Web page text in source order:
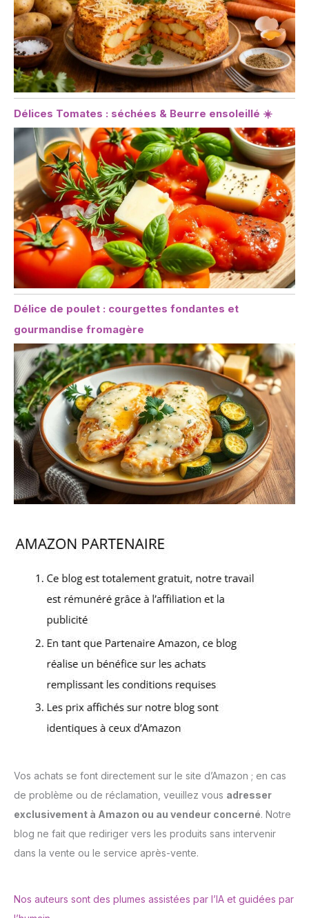
Délices Tomates : séchées & Beurre ensoleillé ☀️
Délice de poulet : courgettes fondantes et
gourmandise fromagère
Vos achats se font directement sur le site d’Amazon ; en cas
de problème ou de réclamation, veuillez vous adresser
exclusivement à Amazon ou au vendeur concerné. Notre
blog ne fait que rediriger vers les produits sans intervenir
dans la vente ou le service après-vente.
Nos auteurs sont des plumes assistées par l’IA et guidées par